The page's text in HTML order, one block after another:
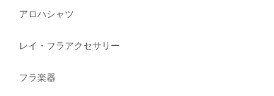
アロハシャツ
レイ・フラアクセサリー
フラ楽器